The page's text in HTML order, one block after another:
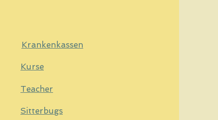
Krankenkassen
Kurse
Teacher
Sitterbugs